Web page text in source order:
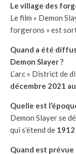
Le village des
Le film « Demon
forgerons » est
Quand a été
Demon Slayer ?
L’arc « District de
décembre 2021
Quelle est
Demon Slayer se
qui s’étend de
Quand est prévue